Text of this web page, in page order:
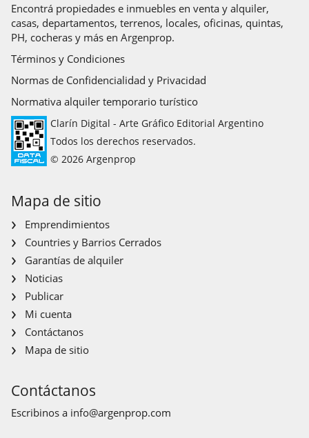
Encontrá propiedades e inmuebles en venta y alquiler,
casas, departamentos, terrenos, locales, oficinas, quintas,
PH, cocheras y más en Argenprop.
Términos y Condiciones
Normas de Confidencialidad y Privacidad
Normativa alquiler temporario turístico
Clarín Digital - Arte Gráfico Editorial Argentino
Todos los derechos reservados.
© 2026 Argenprop
Mapa de sitio
Emprendimientos
Countries y Barrios Cerrados
Garantías de alquiler
Noticias
Publicar
Mi cuenta
Contáctanos
Mapa de sitio
Contáctanos
Escribinos a info@argenprop.com